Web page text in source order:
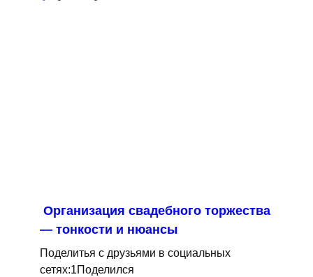
Организация свадебного торжества
— тонкости и нюансы
Поделитья с друзьями в социальных
сетях:1Поделился